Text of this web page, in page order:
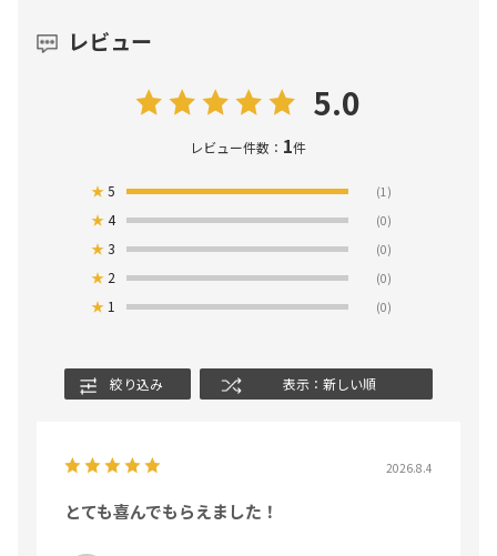
レビュー
5.0
レビュー件数： 1件
★5 (1)
★4 (0)
★3 (0)
★ 2 (0)
★ 1 (0)
絞り込み 表示：新しい順
2026.8.4
とても喜んでもらえました！